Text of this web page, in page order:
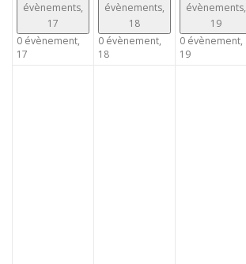
évènements,
17
0 évènement,
17
évènements,
18
0 évènement,
18
évènements,
19
0 évènement,
19